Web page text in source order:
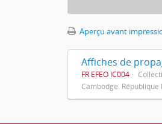
Aperçu avant
Affiches de
FR EFEO IC004
Cambodge.